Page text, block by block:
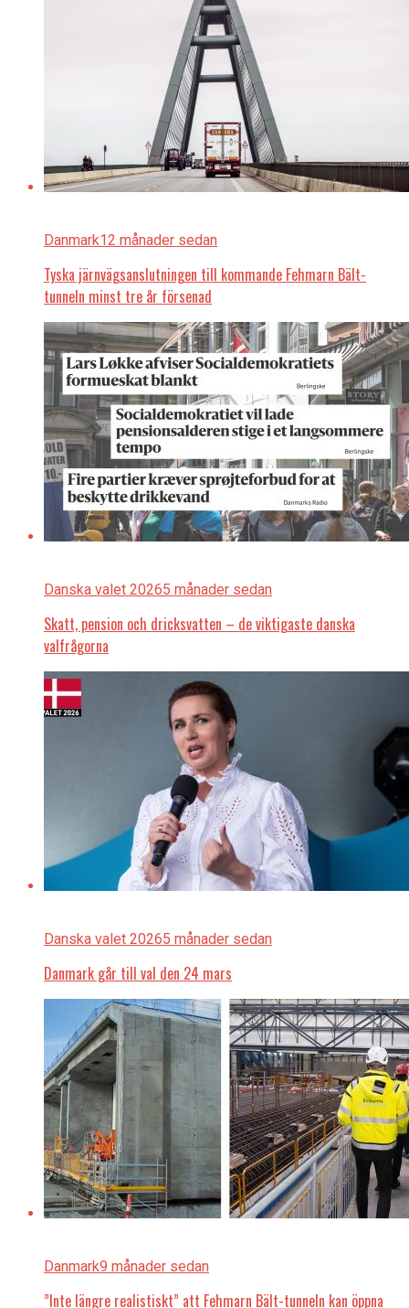
Danmark12 månader sedan
Tyska järnvägsanslutningen till kommande Fehmarn Bält-
tunneln minst tre år försenad
Danska valet 20265 månader sedan
Skatt, pension och dricksvatten – de viktigaste danska
valfrågorna
Danska valet 20265 månader sedan
Danmark går till val den 24 mars
Danmark9 månader sedan
”Inte längre realistiskt” att Fehmarn Bält-tunneln kan öppna